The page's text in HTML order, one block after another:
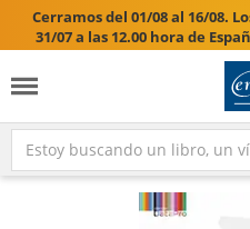
Cerramos del 01/08 al 16/08.
31/07 a las 12.00 hora de
17/